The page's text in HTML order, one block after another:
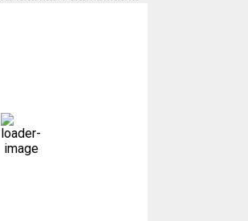
47 %
1009 mb